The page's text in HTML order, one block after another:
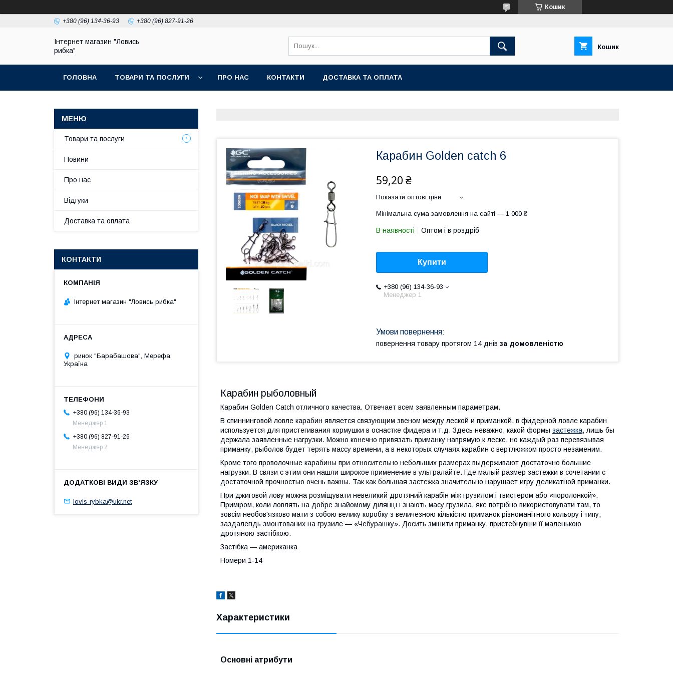
Кошик
+380 (96) 134-36-93 +380 (96) 827-91-26
Інтернет магазин "Ловись
рибка"
Кошик
ГОЛОВНА ТОВАРИ ТА ПОСЛУГИ ПРО НАС КОНТАКТИ ДОСТАВКА ТА ОПЛАТА
Карабин Golden catch 6
59,20 ₴
Показати оптові ціни
Мінімальна сума замовлення на сайті — 1 000 ₴
В наявності Оптом і в роздріб
Купити
+380 (96) 134-36-93
Менеджер 1
повернення товару протягом 14 днів за домовленістю
Карабин рыболовный
Карабин Golden Catch отличного качества. Отвечает всем заявленным параметрам.
В спиннинговой ловле карабин является связующим звеном между леской и приманкой, в фидерной ловле карабин
используется для пристегивания кормушки в оснастке фидера и т.д. Здесь неважно, какой формы застежка, лишь бы
держала заявленные нагрузки. Можно конечно привязать приманку напрямую к леске, но каждый раз перевязывая
приманку, рыболов будет терять массу времени, а в некоторых случаях карабин с вертлюжком просто незаменим.
Кроме того проволочные карабины при относительно небольших размерах выдерживают достаточно большие
нагрузки. В связи с этим они нашли широкое применение в ультралайте. Где малый размер застежки в сочетании с
достаточной прочностью очень важны. Так как большая застежка значительно нарушает игру деликатной приманки.
При джиговой лову можна розміщувати невеликий дротяний карабін між грузилом і твистером або «поролонкой».
Приміром, коли ловлять на добре знайомому ділянці і знають масу грузила, яке потрібно використовувати там, то
зовсім необов'язково мати з собою велику коробку з величезною кількістю приманок різноманітного кольору і типу,
заздалегідь змонтованих на грузиле — «Чебурашку». Досить змінити приманку, пристебнувши її маленькою
дротяною застібкою.
Застібка ― американка
Номери 1-14
Характеристики
Основні атрибути
Товари та послуги
Новини
Про нас
Відгуки
Доставка та оплата
КОНТАКТИ
Інтернет магазин "Ловись рибка"
ринок "Барабашова", Мерефа,
Україна
+380 (96) 134-36-93
Менеджер 1
+380 (96) 827-91-26
Менеджер 2
lovis-rybka@ukr.net